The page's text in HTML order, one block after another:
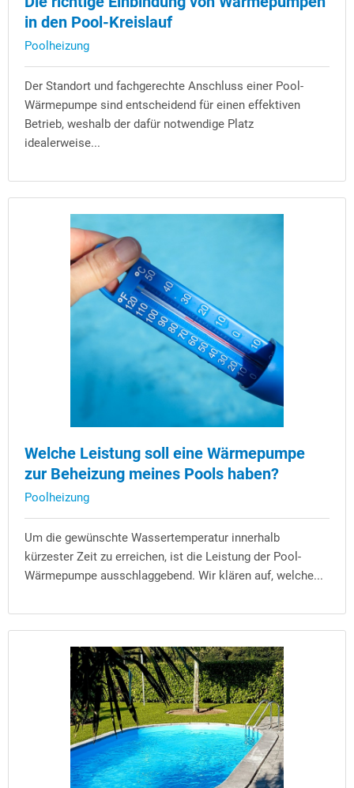
in den Pool-Kreislauf
Poolheizung
Der Standort und fachgerechte Anschluss einer Pool-
Wärmepumpe sind entscheidend für einen effektiven
Betrieb, weshalb der dafür notwendige Platz
idealerweise...
Welche Leistung soll eine Wärmepumpe
zur Beheizung meines Pools haben?
Poolheizung
Um die gewünschte Wassertemperatur innerhalb
kürzester Zeit zu erreichen, ist die Leistung der Pool-
Wärmepumpe ausschlaggebend. Wir klären auf, welche...